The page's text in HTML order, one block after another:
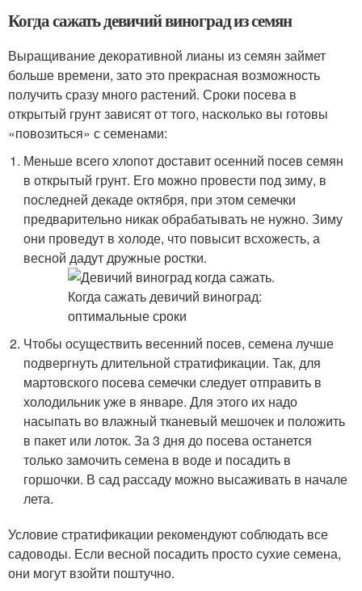
Когда сажать девичий виноград из семян
Выращивание декоративной лианы из семян займет
больше времени, зато это прекрасная возможность
получить сразу много растений. Сроки посева в
открытый грунт зависят от того, насколько вы готовы
«повозиться» с семенами:
Меньше всего хлопот доставит осенний посев семян
в открытый грунт. Его можно провести под зиму, в
последней декаде октября, при этом семечки
предварительно никак обрабатывать не нужно. Зиму
они проведут в холоде, что повысит всхожесть, а
весной дадут дружные ростки.
Чтобы осуществить весенний посев, семена лучше
подвергнуть длительной стратификации. Так, для
мартовского посева семечки следует отправить в
холодильник уже в январе. Для этого их надо
насыпать во влажный тканевый мешочек и положить
в пакет или лоток. За 3 дня до посева останется
только замочить семена в воде и посадить в
горшочки. В сад рассаду можно высаживать в начале
лета.
Условие стратификации рекомендуют соблюдать все
садоводы. Если весной посадить просто сухие семена,
они могут взойти поштучно.